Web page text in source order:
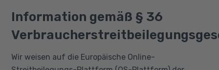
Information gemäß § 36
Wir weisen auf die Europäische Online-